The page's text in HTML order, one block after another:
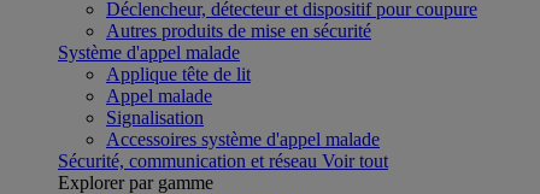
Déclencheur, détecteur et dispositif pour coupure
Autres produits de mise en sécurité
Système d'appel malade
Applique tête de lit
Appel malade
Signalisation
Accessoires système d'appel malade
Sécurité, communication et réseau Voir tout
Explorer par gamme